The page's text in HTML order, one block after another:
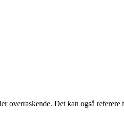
overraskende. Det kan også